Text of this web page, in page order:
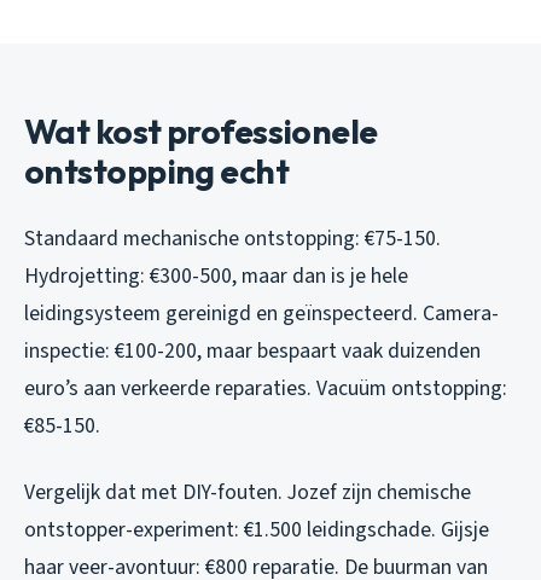
Wat kost professionele
ontstopping echt
Standaard mechanische ontstopping: €75-150.
Hydrojetting: €300-500, maar dan is je hele
leidingsysteem gereinigd en geïnspecteerd. Camera-
inspectie: €100-200, maar bespaart vaak duizenden
euro’s aan verkeerde reparaties. Vacuüm ontstopping:
€85-150.
Vergelijk dat met DIY-fouten. Jozef zijn chemische
ontstopper-experiment: €1.500 leidingschade. Gijsje
haar veer-avontuur: €800 reparatie. De buurman van